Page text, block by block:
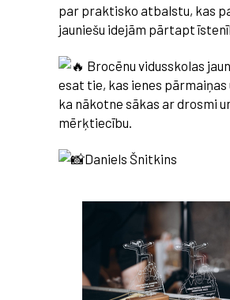
par praktisko atbalstu, kas
jauniešu idejām pārtapt
Brocēnu vidusskolas
esat tie, kas ienes pārmaiņas
ka nākotne sākas ar drosmi
mērķtiecību.
Daniels Šnitkins